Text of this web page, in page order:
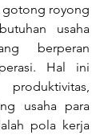
gotong royong
usaha
berperan
Hal ini
usaha para
pola kerja